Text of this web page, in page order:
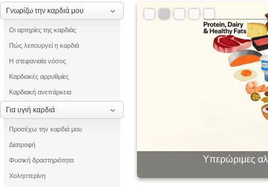
Γνωρίζω την καρδιά μου
Οι αρτηρίες της καρδιάς
Πώς λειτουργεί η καρδιά
Η στεφανιαία νόσος
Καρδιακές αρρυθμίες
Καρδιακή ανεπάρκεια
Για υγιή καρδιά
Προσέχω την καρδιά μου
Διατροφή
Φυσική δραστηριότητα
Χοληστερίνη
Υπερώριμες
Οι